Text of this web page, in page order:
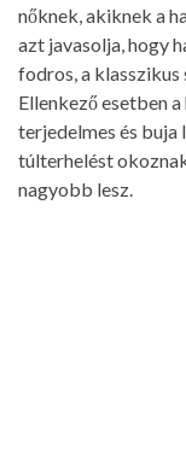
nőknek, akiknek a
azt javasolja, hogy
fodros, a
Ellenkező esetben
terjedelmes és buja
túlterhelést
nagyobb lesz.